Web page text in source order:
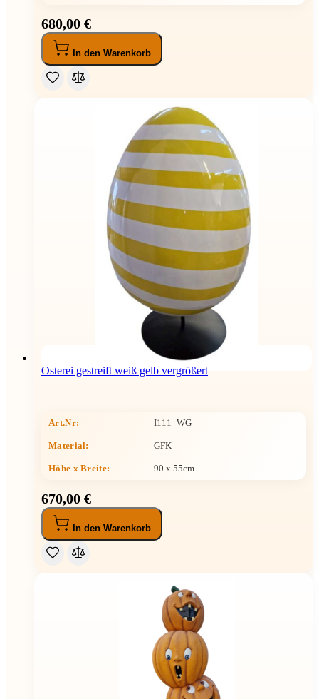
680,00 €
In den Warenkorb
Osterei gestreift weiß gelb vergrößert
Art.Nr: I111_WG
Material: GFK
Höhe x Breite: 90 x 55cm
670,00 €
In den Warenkorb